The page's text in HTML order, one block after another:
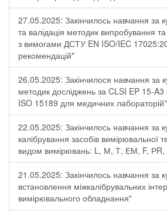
27.05.2025: Закінчилось навчання за
та валідація методик випробування та
з вимогами ДСТУ EN ISO/IEC
рекомендацій"
26.05.2025: Закінчилося навчання за
методик досліджень за CLSI EP 15-A3
ISO 15189 для медичних лабораторій"
22.05.2025: Закінчилось навчання за
калібрування засобів вимірювальної
видом вимірювань: L, М, Т, ЕМ, F, РR,
21.05.2025: Закінчилось навчання за
встановлення міжкалібрувальних
вимірювального обладнання"